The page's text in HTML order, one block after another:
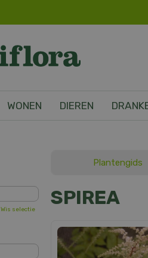
WONEN DIEREN
Plantengids
SPIREA
Wis selectie